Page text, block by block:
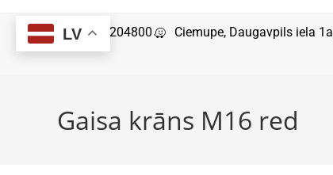
29204800 Ciemupe, Daugavpils iela 1a
Gaisa krāns M16 red
LV